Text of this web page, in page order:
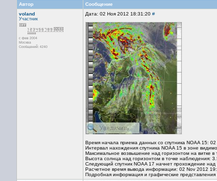
Автор
Сообщение
voland
Участник
с фев 2004
Москва
Сообщений: 4240
Дата: 02 Ноя 2012 18:31:20 #
Время начала приема данных со спутника NOAA 15:
Интервал нахождения спутника NOAA 15 в зоне
Максимальное возвышение над горизонтом на витке в
Высота солнца над горизонтом в точке наблюдения:
Следующий спутник NOAA 17 начнет прохождение
Расчетное время вывода информации: 02 Nov 2012
Подробная информация и графические представления